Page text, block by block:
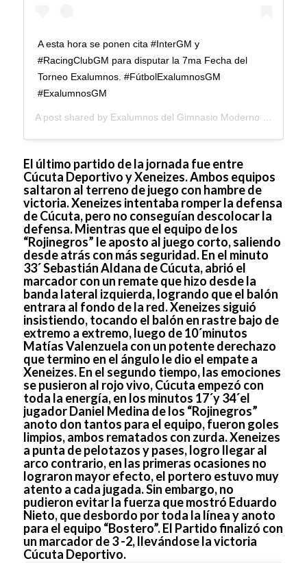
A esta hora se ponen cita #InterGM y
#RacingClubGM para disputar la 7ma Fecha del
Torneo Exalumnos. #FútbolExalumnosGM
#ExalumnosGM
A post shared by Exalumnos del Gimnasio Moderno
El último partido de la jornada fue entre
Cúcuta Deportivo y Xeneizes. Ambos equipos
saltaron al terreno de juego con hambre de
victoria. Xeneizes intentaba romper la defensa
de Cúcuta, pero no conseguían descolocar la
defensa. Mientras que el equipo de los
“Rojinegros” le aposto al juego corto, saliendo
desde atrás con más seguridad. En el minuto
33´ Sebastián Aldana de Cúcuta, abrió el
marcador con un remate que hizo desde la
banda lateral izquierda, logrando que el balón
entrara al fondo de la red. Xeneizes siguió
insistiendo, tocando el balón en rastre bajo de
extremo a extremo, luego de 10´minutos
Matías Valenzuela con un potente derechazo
que termino en el ángulo le dio el empate a
Xeneizes. En el segundo tiempo, las emociones
se pusieron al rojo vivo, Cúcuta empezó con
toda la energía, en los minutos 17´y 34´el
jugador Daniel Medina de los “Rojinegros”
anoto don tantos para el equipo, fueron goles
limpios, ambos rematados con zurda. Xeneizes
a punta de pelotazos y pases, logro llegar al
arco contrario, en las primeras ocasiones no
lograron mayor efecto, el portero estuvo muy
atento a cada jugada. Sin embargo, no
pudieron evitar la fuerza que mostró Eduardo
Nieto, que desbordo por toda la línea y anoto
para el equipo “Bostero”. El Partido finalizó con
un marcador de 3 -2, llevándose la victoria
Cúcuta Deportivo.